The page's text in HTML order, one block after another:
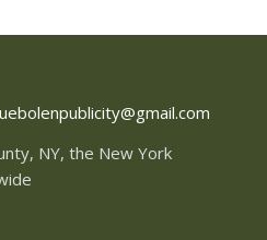
NY, the New York